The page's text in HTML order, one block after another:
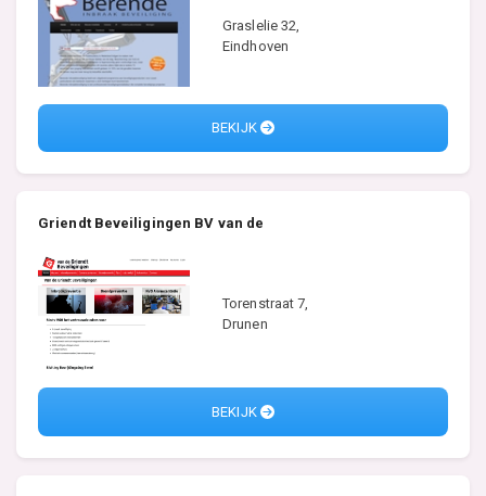
Graslelie 32,
Eindhoven
BEKIJK
Griendt Beveiligingen BV van de
Torenstraat 7,
Drunen
BEKIJK